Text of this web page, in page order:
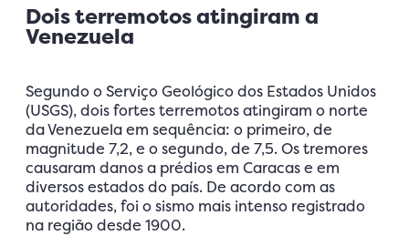
Dois terremotos atingiram a
Venezuela
Segundo o Serviço Geológico dos Estados Unidos
(USGS), dois fortes terremotos atingiram o norte
da Venezuela em sequência: o primeiro, de
magnitude 7,2, e o segundo, de 7,5. Os tremores
causaram danos a prédios em Caracas e em
diversos estados do país. De acordo com as
autoridades, foi o sismo mais intenso registrado
na região desde 1900.